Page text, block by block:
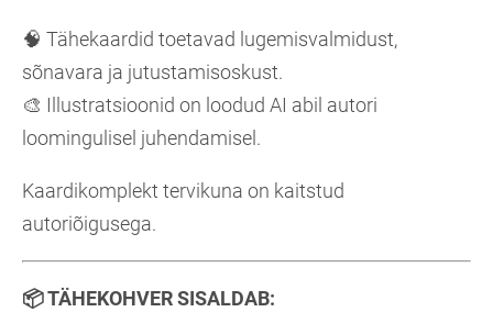
🧠 Tähekaardid toetavad lugemisvalmidust,
sõnavara ja jutustamisoskust.
🎨 Illustratsioonid on loodud AI abil autori
loomingulisel juhendamisel.
Kaardikomplekt tervikuna on kaitstud
autoriõigusega.
📦TÄHEKOHVER SISALDAB: